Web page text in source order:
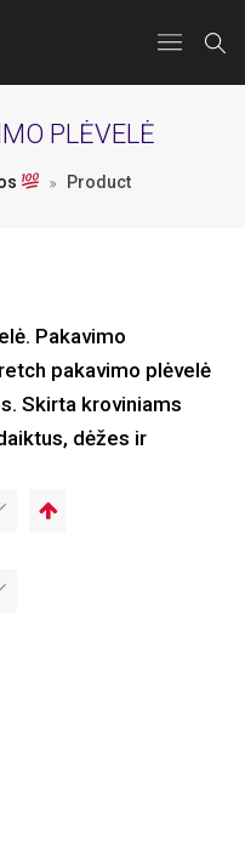
PLĖVELĖ
Product
Pakavimo
pakavimo plėvelė
Skirta kroviniams
dėžes ir